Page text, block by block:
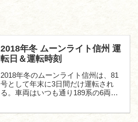
2018年冬 ムーンライト信州 運
転日＆運転時刻
2018年冬のムーンライト信州は、81
号として年末に3日間だけ運転され
る。車両はいつも通り189系の6両編